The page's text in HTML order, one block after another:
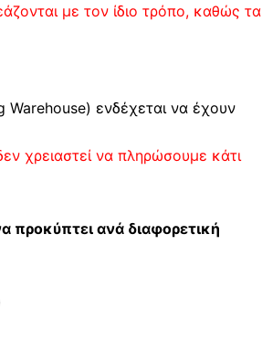
με τον ίδιο τρόπο, καθώς τα
ενδέχεται να έχουν
χρειαστεί να πληρώσουμε κάτι
προκύπτει ανά διαφορετική